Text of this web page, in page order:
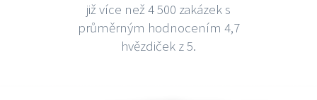
již více než 4 500 zakázek s
průměrným hodnocením 4,7
hvězdiček z 5.